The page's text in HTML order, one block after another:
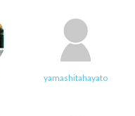
yamashitahayato